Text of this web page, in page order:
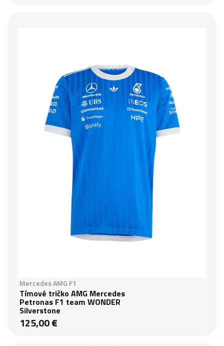
Mercedes AMG F1
Tímové tričko AMG Mercedes
Petronas F1 team WONDER
Silverstone
125,00 €